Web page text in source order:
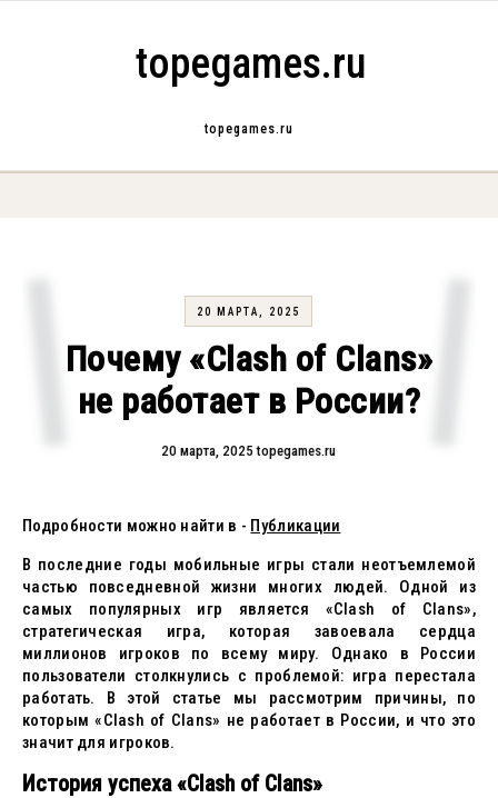
topegames.ru
topegames.ru
20 МАРТА, 2025
Почему «Clash of Clans»
не работает в России?
20 марта, 2025 topegames.ru
Подробности можно найти в - Публикации
В последние годы мобильные игры стали неотъемлемой
частью повседневной жизни многих людей. Одной из
самых популярных игр является «Clash of Clans»,
стратегическая игра, которая завоевала сердца
миллионов игроков по всему миру. Однако в России
пользователи столкнулись с проблемой: игра перестала
работать. В этой статье мы рассмотрим причины, по
которым «Clash of Clans» не работает в России, и что это
значит для игроков.
История успеха «Clash of Clans»